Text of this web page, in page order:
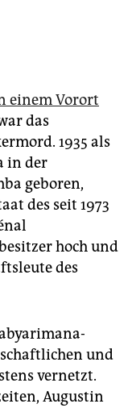
einem Vorort
das
1935 als
in der
geboren,
des seit 1973
hoch und
des
und
vernetzt.
Augustin